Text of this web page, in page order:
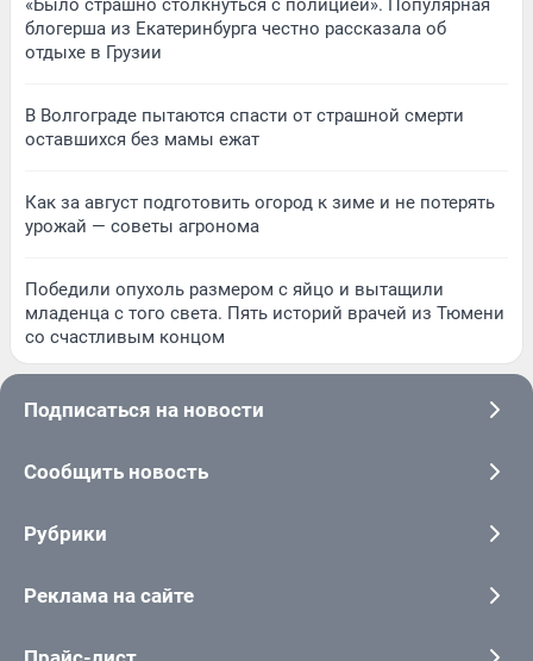
«Было страшно столкнуться с полицией». Популярная
блогерша из Екатеринбурга честно рассказала об
отдыхе в Грузии
В Волгограде пытаются спасти от страшной смерти
оставшихся без мамы ежат
Как за август подготовить огород к зиме и не потерять
урожай — советы агронома
Победили опухоль размером с яйцо и вытащили
младенца с того света. Пять историй врачей из Тюмени
со счастливым концом
Подписаться на новости
Сообщить новость
Рубрики
Реклама на сайте